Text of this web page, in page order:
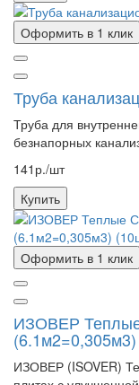
Оформить в 1 клик
Труба
Труба для
безнапорных
141р./шт
Купить
Оформить в 1 клик
ИЗОВЕР
ИЗОВЕР (ISOVER)